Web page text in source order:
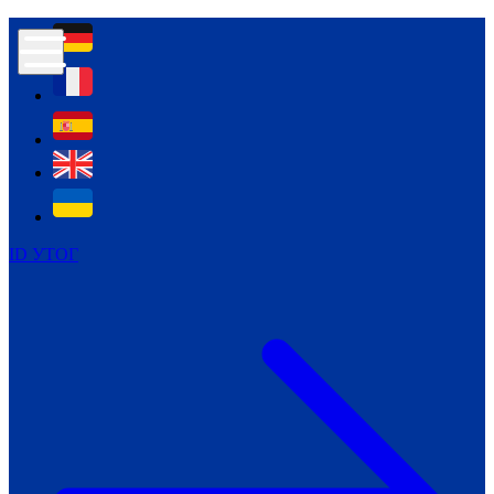
ID УТОГ
Контур психологічної безпеки глухих
Всеукраїнський пісенний
челендж «Україно, ти є!»
Молодіжний челендж «Жестова
мова для мене – це…»
Репортажі спеціальних та
інклюзивних начальних закладів